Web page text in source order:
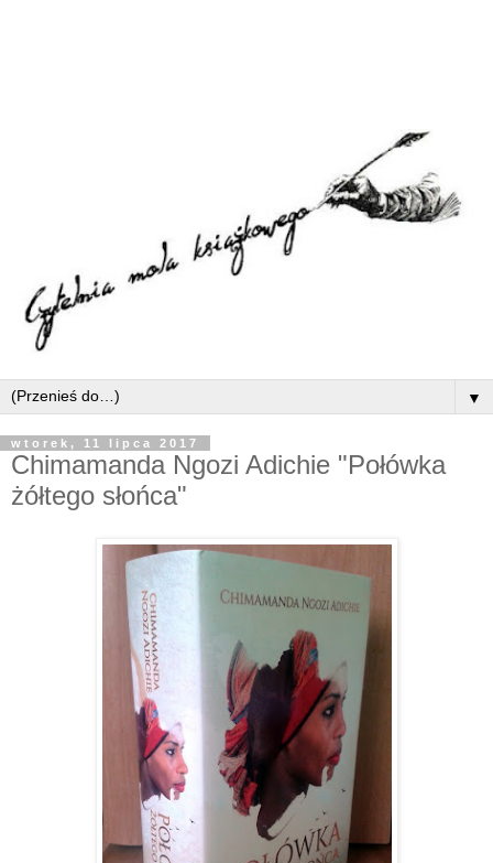
▼
wtorek, 11 lipca 2017
Chimamanda Ngozi Adichie "Połówka
żółtego słońca"